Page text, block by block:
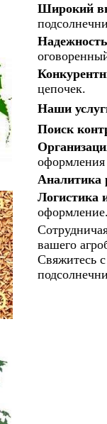
Широкий
Надежность
цепочек.
Наши
Поиск
оформления
Аналитика
Логистика
вашего
Свяжитесь